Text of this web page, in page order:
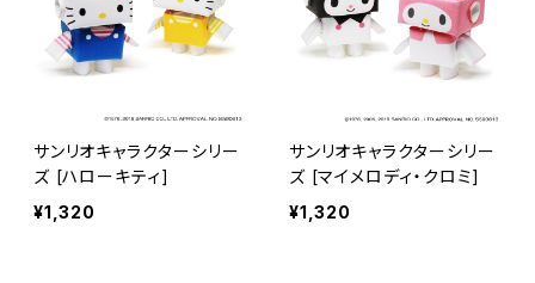
サンリオキャラクターシリー
ズ [ハローキティ]
¥1,320
サンリオキャラクターシリー
ズ [マイメロディ・クロミ]
¥1,320